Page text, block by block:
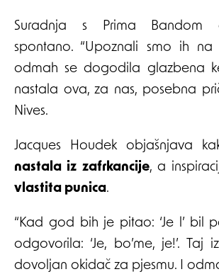
Suradnja s Prima Bandom
spontano. “Upoznali smo ih
odmah se dogodila glazbena
nastala ova, za nas, posebna
Nives.
Jacques Houdek objašnjava
nastala iz zafrkancije, a
vlastita punica.
“Kad god bih je pitao: ‘Je l’ bil
odgovorila: ‘Je, bo’me, je!’. Taj
dovoljan okidač za pjesmu. I